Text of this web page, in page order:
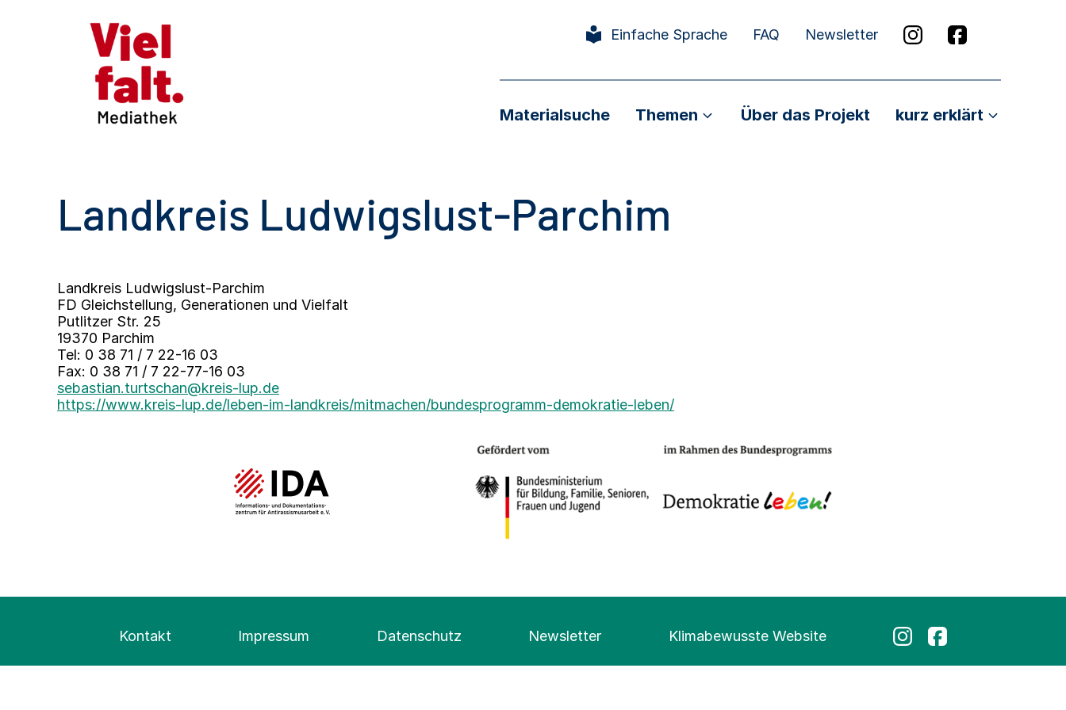
Einfache Sprache FAQ Newsletter
Materialsuche Themen Über das Projekt kurz erklärt
Landkreis Ludwigslust-Parchim
Landkreis Ludwigslust-Parchim
FD Gleichstellung, Generationen und Vielfalt
Putlitzer Str. 25
19370 Parchim
Tel: 0 38 71 / 7 22-16 03
Fax: 0 38 71 / 7 22-77-16 03
sebastian.turtschan@kreis-lup.de
https://www.kreis-lup.de/leben-im-landkreis/mitmachen/bundesprogramm-demokratie-leben/
Kontakt Impressum Datenschutz Newsletter Klimabewusste Website